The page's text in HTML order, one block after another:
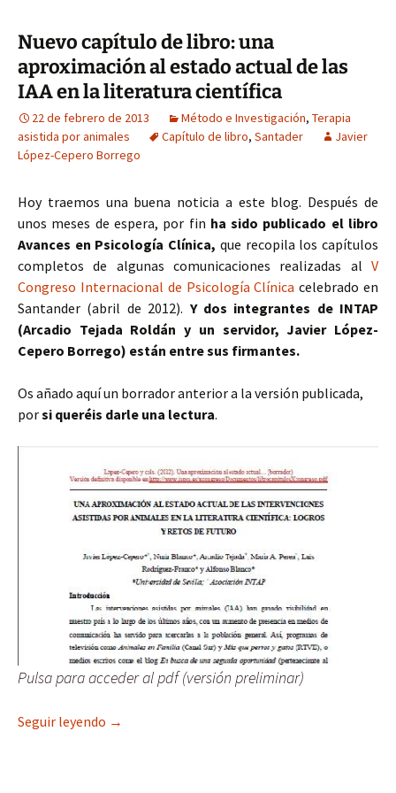
Nuevo capítulo de libro: una
aproximación al estado actual de las
IAA en la literatura científica
22 de febrero de 2013 Método e Investigación, Terapia
asistida por animales
Capítulo de libro, Santader
Javier
López-Cepero Borrego
Hoy traemos una buena noticia a este blog. Después de
unos meses de espera, por fin ha sido publicado el libro
Avances en Psicología Clínica, que recopila los capítulos
completos de algunas comunicaciones realizadas al V
Congreso Internacional de Psicología Clínica celebrado en
Santander (abril de 2012). Y dos integrantes de INTAP
(Arcadio Tejada Roldán y un servidor, Javier López-
Cepero Borrego) están entre sus firmantes.
Os añado aquí un borrador anterior a la versión publicada,
porsi queréis darle una lectura.
Pulsa para acceder al pdf (versión preliminar)
Seguir leyendo Nuevo capítulo de libro: una aproximación al
→